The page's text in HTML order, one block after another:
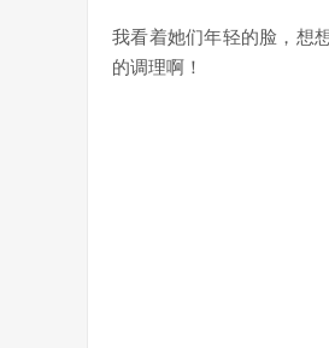
我看着她们年轻的脸，想
的调理啊！